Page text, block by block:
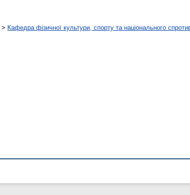
> Кафедра фізичної культури, спорту та національного